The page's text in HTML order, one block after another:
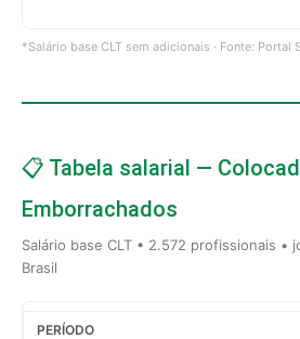
*Salário base CLT sem adicionais · Fonte: Portal
📋 Tabela salarial —
Emborrachados
Salário base CLT • 2.572 profissionais •
Brasil